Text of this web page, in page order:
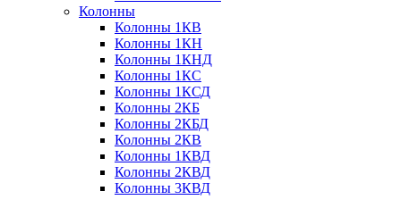
Колонны
Колонны 1КВ
Колонны 1КН
Колонны 1КНД
Колонны 1КС
Колонны 1КСД
Колонны 2КБ
Колонны 2КБД
Колонны 2КВ
Колонны 1КВД
Колонны 2КВД
Колонны 3КВД